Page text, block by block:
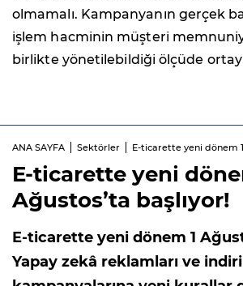
olmamalı. Kampanyanın gerçek
işlem hacminin müşteri
birlikte yönetilebildiği ölçüde
ANA SAYFA Sektörler E-ticarette yeni dönem
E-ticarette yeni
Ağustos’ta başlıyor!
E-ticarette yeni dönem 1
Yapay zekâ reklamları ve